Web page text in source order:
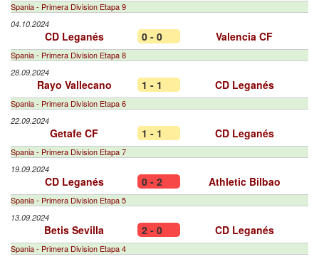
Spania - Primera Division Etapa 9
04.10.2024
CD Leganés 0 - 0 Valencia CF
Spania - Primera Division Etapa 8
28.09.2024
Rayo Vallecano 1 - 1 CD Leganés
Spania - Primera Division Etapa 6
22.09.2024
Getafe CF 1 - 1 CD Leganés
Spania - Primera Division Etapa 7
19.09.2024
CD Leganés 0 - 2 Athletic Bilbao
Spania - Primera Division Etapa 5
13.09.2024
Betis Sevilla 2 - 0 CD Leganés
Spania - Primera Division Etapa 4